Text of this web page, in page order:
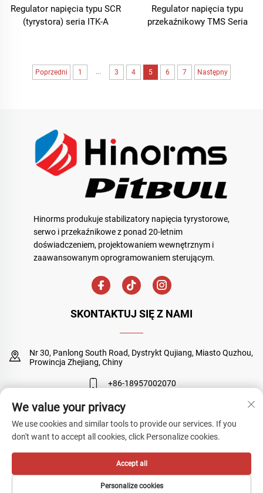
Regulator napięcia typu SCR
(tyrystora) seria ITK-A
Regulator napięcia typu
przekaźnikowy TMS Seria
Poprzedni 1 ... 3 4 5 6 7 Następny
Hinorms produkuje stabilizatory napięcia tyrystorowe,
serwo i przekaźnikowe z ponad 20-letnim
doświadczeniem, projektowaniem wewnętrznym i
zaawansowanym oprogramowaniem sterującym.
SKONTAKTUJ SIĘ Z NAMI
Nr 30, Panlong South Road, Dystrykt Qujiang, Miasto Quzhou,
Prowincja Zhejiang, Chiny
+86-18957002070
Grace@hinorms.com
Copyright © Quzhou Sanyuan Huineng Electronic Co., Ltd. Wszelkie
prawa zastrzeżone Polityka prywatności
We value your privacy
We use cookies and similar tools to provide our services. If you
don't want to accept all cookies, click Personalize cookies.
Personalize cookies
Accept all